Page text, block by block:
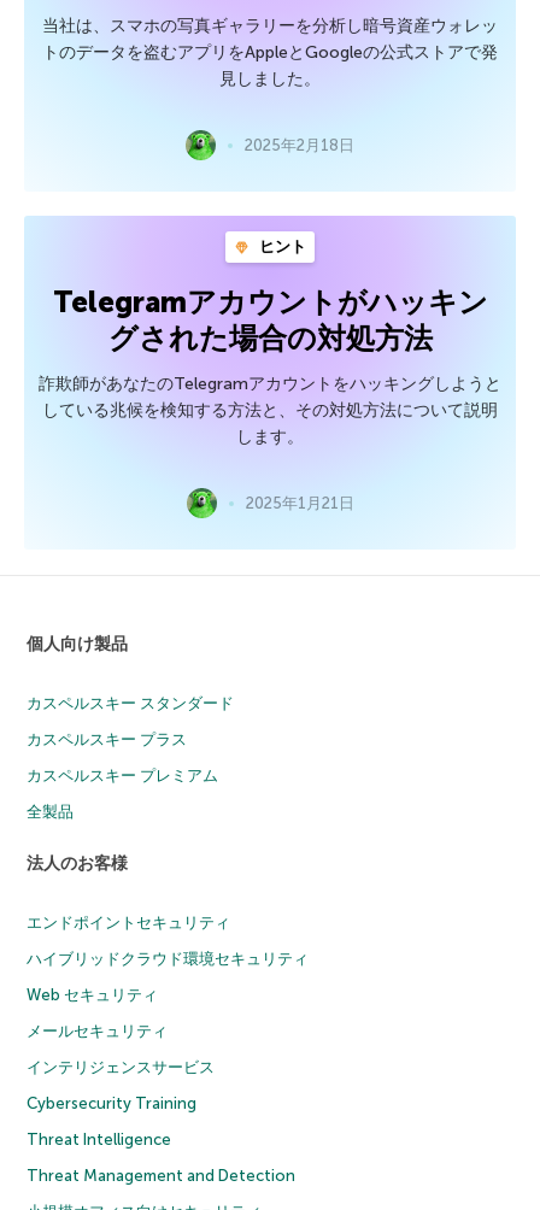
当社は、スマホの写真ギャラリーを分析し暗号資産ウォレッ
トのデータを盗むアプリをAppleとGoogleの公式ストアで発
見しました。
2025年2月18日
ヒント
Telegramアカウントがハッキン
グされた場合の対処方法
詐欺師があなたのTelegramアカウントをハッキングしようと
している兆候を検知する方法と、その対処方法について説明
します。
2025年1月21日
個人向け製品
カスペルスキー スタンダード
カスペルスキー プラス
カスペルスキー プレミアム
全製品
法人のお客様
エンドポイントセキュリティ
ハイブリッドクラウド環境セキュリティ
Web セキュリティ
メールセキュリティ
インテリジェンスサービス
Cybersecurity Training
Threat Intelligence
Threat Management and Detection